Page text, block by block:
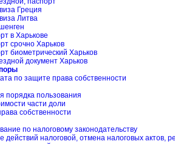
Греция
Литва
в Харькове
срочно Харьков
биометрический Харьков
документ Харьков
по защите права собственности
порядка пользования
части доли
собственности
по налоговому законодательству
действий налоговой, отмена налоговых актов,